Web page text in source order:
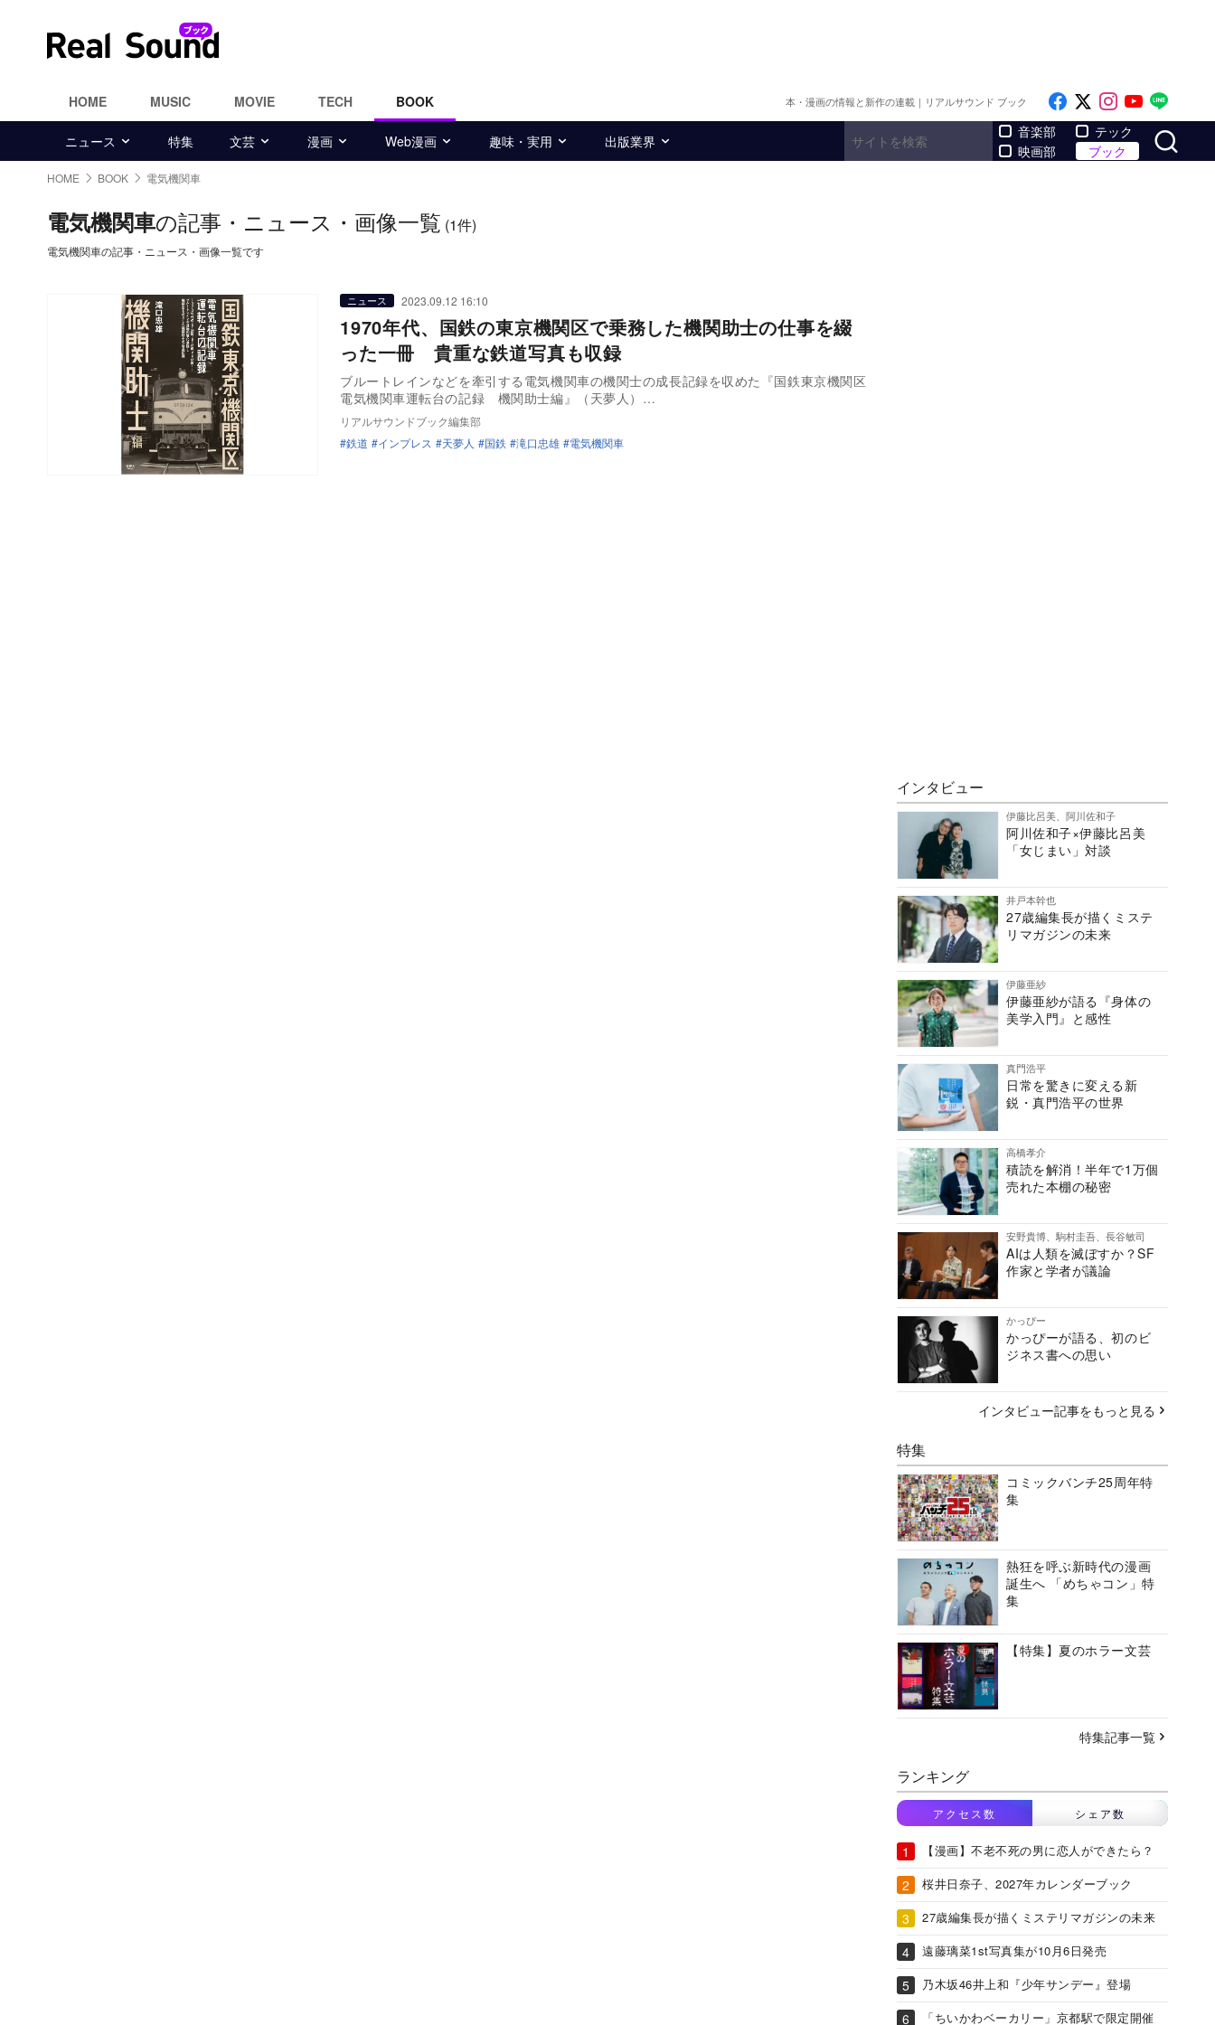
HOME MUSIC MOVIE TECH BOOK 本・漫画の情報と新作の連載｜リアルサウンド ブック Like on Facebook
Follow on x
Follow on
Follow
ニュース 特集 文芸 漫画 Web漫画 趣味・実用 出版業界
音楽部
映画部
テック
ブック
HOME BOOK 電気機関車
電気機関車の記事・ニュース・画像一覧 (1件)
電気機関車の記事・ニュース・画像一覧です
ニュース 2023.09.12 16:10
1970年代、国鉄の東京機関区で乗務した機関助士の仕事を綴
った一冊 貴重な鉄道写真も収録
ブルートレインなどを牽引する電気機関車の機関士の成長記録を収めた『国鉄東京機関区
電気機関車運転台の記録 機関助士編』（天夢人）…
リアルサウンドブック編集部
鉄道
インプレス 天夢人 国鉄 滝口忠雄 電気機関車
インタビュー
伊藤比呂美、阿川佐和子
阿川佐和子×伊藤比呂美
「女じまい」対談
井戸本幹也
27歳編集長が描くミステ
リマガジンの未来
伊藤亜紗
伊藤亜紗が語る『身体の
美学入門』と感性
真門浩平
日常を驚きに変える新
鋭・真門浩平の世界
高橋孝介
積読を解消！半年で1万個
売れた本棚の秘密
安野貴博、駒村圭吾、長谷敏司
AIは人類を滅ぼすか？SF
作家と学者が議論
かっぴー
かっぴーが語る、初のビ
ジネス書への思い
インタビュー記事をもっと見る
特集
コミックバンチ25周年特
集
熱狂を呼ぶ新時代の漫画
誕生へ 「めちゃコン」特
集
【特集】夏のホラー文芸
特集記事一覧
ランキング
アクセス数 シェア数
【漫画】不老不死の男に恋人ができたら？
桜井日奈子、2027年カレンダーブック
27歳編集長が描くミステリマガジンの未来
遠藤璃菜1st写真集が10月6日発売
乃木坂46井上和『少年サンデー』登場
「ちいかわベーカリー」京都駅で限定開催